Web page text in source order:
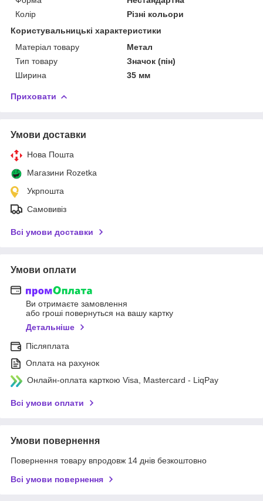
Колір
Різні кольори
Користувальницькі характеристики
Матеріал товару
Метал
Тип товару
Значок (пін)
Ширина
35 мм
Приховати
Умови доставки
Нова Пошта
Магазини Rozetka
Укрпошта
Самовивіз
Всі умови доставки
Умови оплати
Ви отримаєте замовлення
або гроші повернуться на вашу картку
Детальніше
Післяплата
Оплата на рахунок
Онлайн-оплата карткою Visa, Mastercard - LiqPay
Всі умови оплати
Умови повернення
Повернення товару впродовж 14 днів безкоштовно
Всі умови повернення